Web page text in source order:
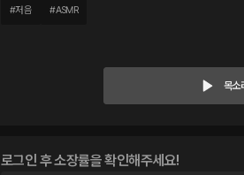
#저음 #ASMR
목소
로그인 후 소장률을 확인해주세요!